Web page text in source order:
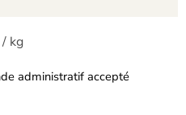
kg
administratif accepté